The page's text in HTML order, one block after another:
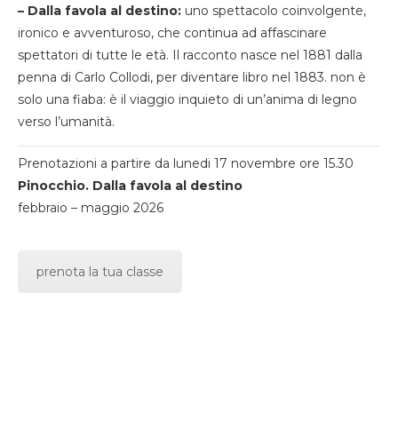
– Dalla favola al destino: uno spettacolo coinvolgente,
ironico e avventuroso, che continua ad affascinare
spettatori di tutte le età. Il racconto nasce nel 1881 dalla
penna di Carlo Collodi, per diventare libro nel 1883. non è
solo una fiaba: è il viaggio inquieto di un’anima di legno
verso l’umanità.
Prenotazioni a partire da lunedi 17 novembre ore 15.30
Pinocchio. Dalla favola al destino
febbraio – maggio 2026
prenota la tua classe